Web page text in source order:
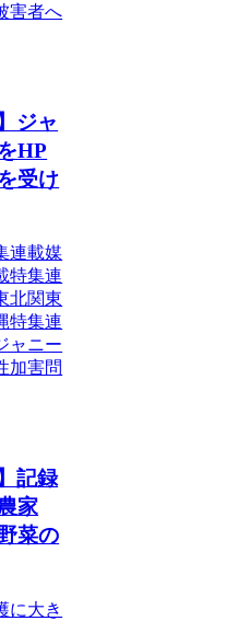
害者へ
ジャ
HP
受け
連載媒
特集連
北関東
特集連
ャニー
加害問
記録
家
菜の
に大き